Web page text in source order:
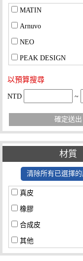
MATIN
Arnuvo
NEO
PEAK DESIGN
以預算搜尋
NTD ~
確定送出
材質
清除所有已選擇的
真皮
橡膠
合成皮
其他